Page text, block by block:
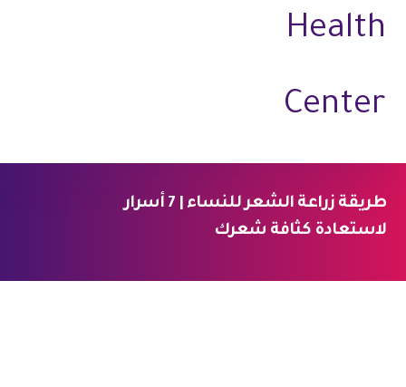
الرئيسية المدونة العلاجات علاج الشعر
طريقة زراعة الشعر للنساء | 7 أسرار
لاستعادة كثافة شعرك